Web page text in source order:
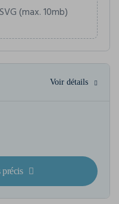
(max. 10mb)
Voir détails